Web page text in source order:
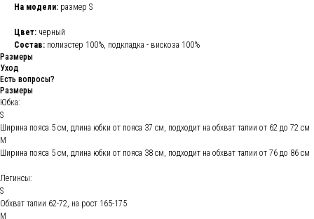
На модели: размер S
Цвет: черный
Состав: полиэстер 100%, подкладка - вискоза 100%
Размеры
Уход
Есть вопросы?
Размеры
Юбка:
S
Ширина пояса 5 см, длина юбки от пояса 37 см, подходит на обхват талии от 62 до 72 см
М
Ширина пояса 5 см, длина юбки от пояса 38 см, подходит на обхват талии от 76 до 86 см
Легинсы:
S
Обхват талии 62-72, на рост 165-175
M